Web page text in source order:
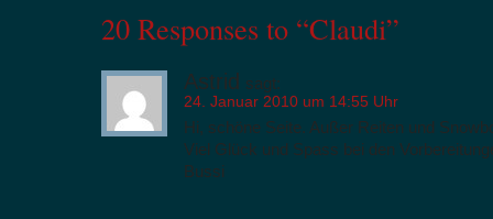
20 Responses to “Claudi”
Astrid sagt:
24. Januar 2010 um 14:55 Uhr
Hi, schöne Seite. Außer Reiten und
Viel Glück und Spass bei den
Bussi